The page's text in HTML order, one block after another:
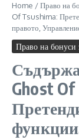
Home /Право на
Of Tsushima:
правото,
Право на бонуси
Ghost